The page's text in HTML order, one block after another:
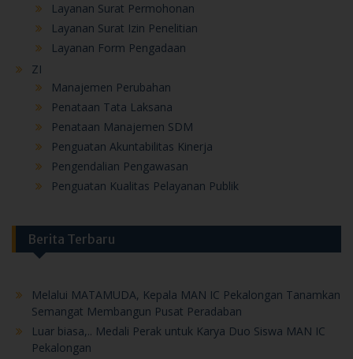
Layanan Surat Permohonan
Layanan Surat Izin Penelitian
Layanan Form Pengadaan
ZI
Manajemen Perubahan
Penataan Tata Laksana
Penataan Manajemen SDM
Penguatan Akuntabilitas Kinerja
Pengendalian Pengawasan
Penguatan Kualitas Pelayanan Publik
Berita Terbaru
Melalui MATAMUDA, Kepala MAN IC Pekalongan Tanamkan
Semangat Membangun Pusat Peradaban
Luar biasa,.. Medali Perak untuk Karya Duo Siswa MAN IC
Pekalongan